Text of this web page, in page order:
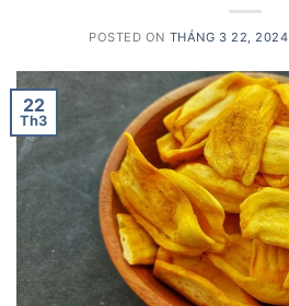
POSTED ON THÁNG 3 22, 2024
22
Th3